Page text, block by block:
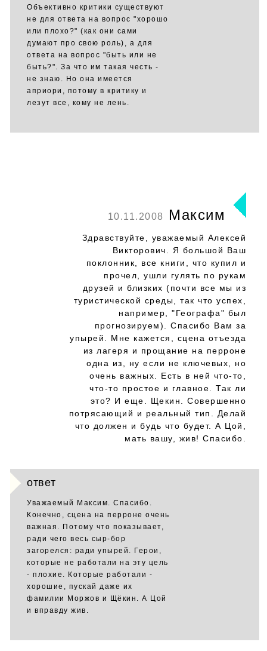
Объективно критики существуют
не для ответа на вопрос "хорошо
или плохо?" (как они сами
думают про свою роль), а для
ответа на вопрос "быть или не
быть?". За что им такая честь -
не знаю. Но она имеется
априори, потому в критику и
лезут все, кому не лень.
10.11.2008 Максим
Здравствуйте, уважаемый Алексей
Викторович. Я большой Ваш
поклонник, все книги, что купил и
прочел, ушли гулять по рукам
друзей и близких (почти все мы из
туристической среды, так что успех,
например, "Географа" был
прогнозируем). Спасибо Вам за
упырей. Мне кажется, сцена отъезда
из лагеря и прощание на перроне
одна из, ну если не ключевых, но
очень важных. Есть в ней что-то,
что-то простое и главное. Так ли
это? И еще. Щекин. Совершенно
потрясающий и реальный тип. Делай
что должен и будь что будет. А Цой,
мать вашу, жив! Спасибо.
ответ
Уважаемый Максим. Спасибо.
Конечно, сцена на перроне очень
важная. Потому что показывает,
ради чего весь сыр-бор
загорелся: ради упырей. Герои,
которые не работали на эту цель
- плохие. Которые работали -
хорошие, пускай даже их
фамилии Моржов и Щёкин. А Цой
и вправду жив.